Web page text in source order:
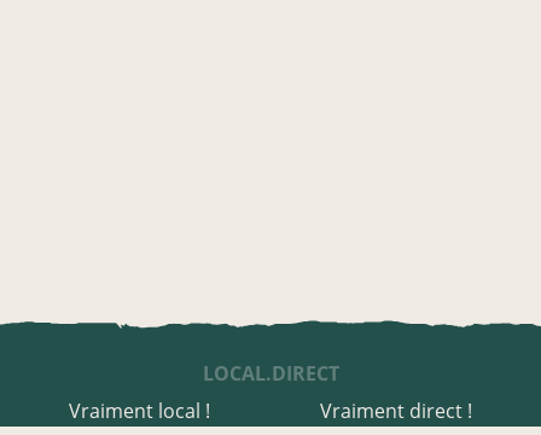
LOCAL.DIRECT
Vraiment local !
Vraiment direct !